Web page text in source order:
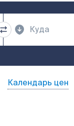
Календарь цен